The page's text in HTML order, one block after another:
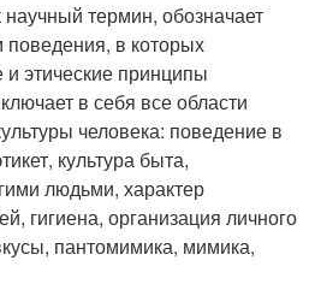
научный термин, обозначает
поведения, в которых
этические принципы
в себя все области
человека: поведение в
культура быта,
людьми, характер
гигиена, организация личного
пантомимика, мимика,